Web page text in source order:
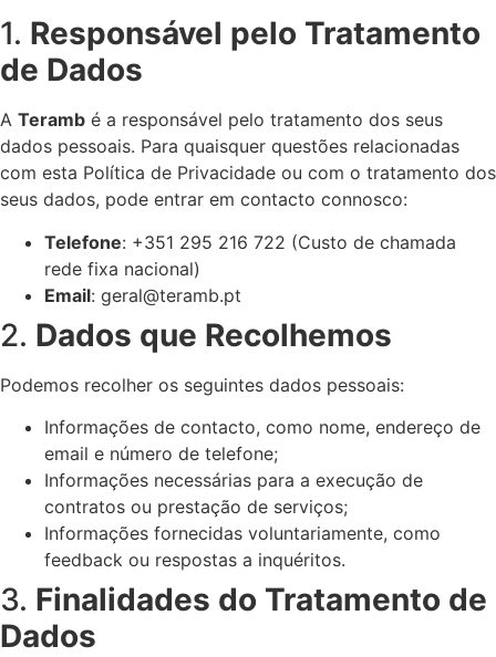
1. Responsável pelo Tratamento
de Dados
A Teramb é a responsável pelo tratamento dos seus
dados pessoais. Para quaisquer questões relacionadas
com esta Política de Privacidade ou com o tratamento dos
seus dados, pode entrar em contacto connosco:
Telefone: +351 295 216 722 (Custo de chamada
rede fixa nacional)
Email: geral@teramb.pt
2. Dados que Recolhemos
Podemos recolher os seguintes dados pessoais:
Informações de contacto, como nome, endereço de
email e número de telefone;
Informações necessárias para a execução de
contratos ou prestação de serviços;
Informações fornecidas voluntariamente, como
feedback ou respostas a inquéritos.
3. Finalidades do Tratamento de
Dados